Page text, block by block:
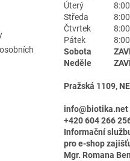
Úterý
Středa
Čtvrtek
Pátek
Sobota
Neděle
Pražská 1109,
info@biotika.net
+420 604 266
Informační
pro e-shop
Mgr. Romana